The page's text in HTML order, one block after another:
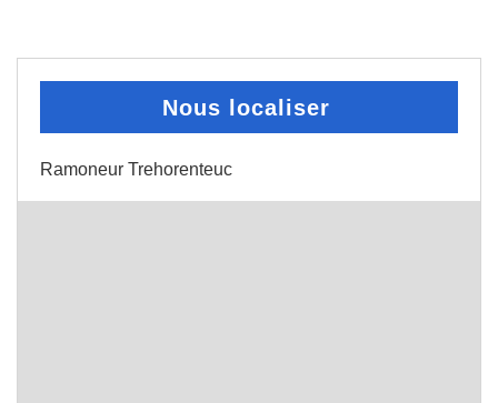
Nous localiser
Ramoneur Trehorenteuc